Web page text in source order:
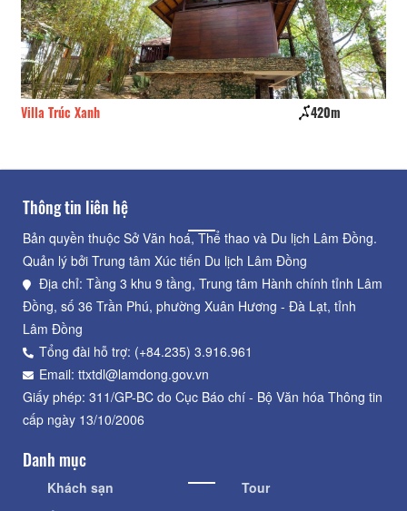
Villa Trúc Xanh 420m
Thông tin liên hệ
Bản quyền thuộc Sở Văn hoá, Thể thao và Du lịch Lâm Đồng.
Quản lý bởi Trung tâm Xúc tiến Du lịch Lâm Đồng
Địa chỉ: Tầng 3 khu 9 tầng, Trung tâm Hành chính tỉnh Lâm
Đồng, số 36 Trần Phú, phường Xuân Hương - Đà Lạt, tỉnh
Lâm Đồng
Tổng đài hỗ trợ: (+84.235) 3.916.961
Email: ttxtdl@lamdong.gov.vn
Giấy phép: 311/GP-BC do Cục Báo chí - Bộ Văn hóa Thông tin
cấp ngày 13/10/2006
Danh mục
Khách sạn
Tour